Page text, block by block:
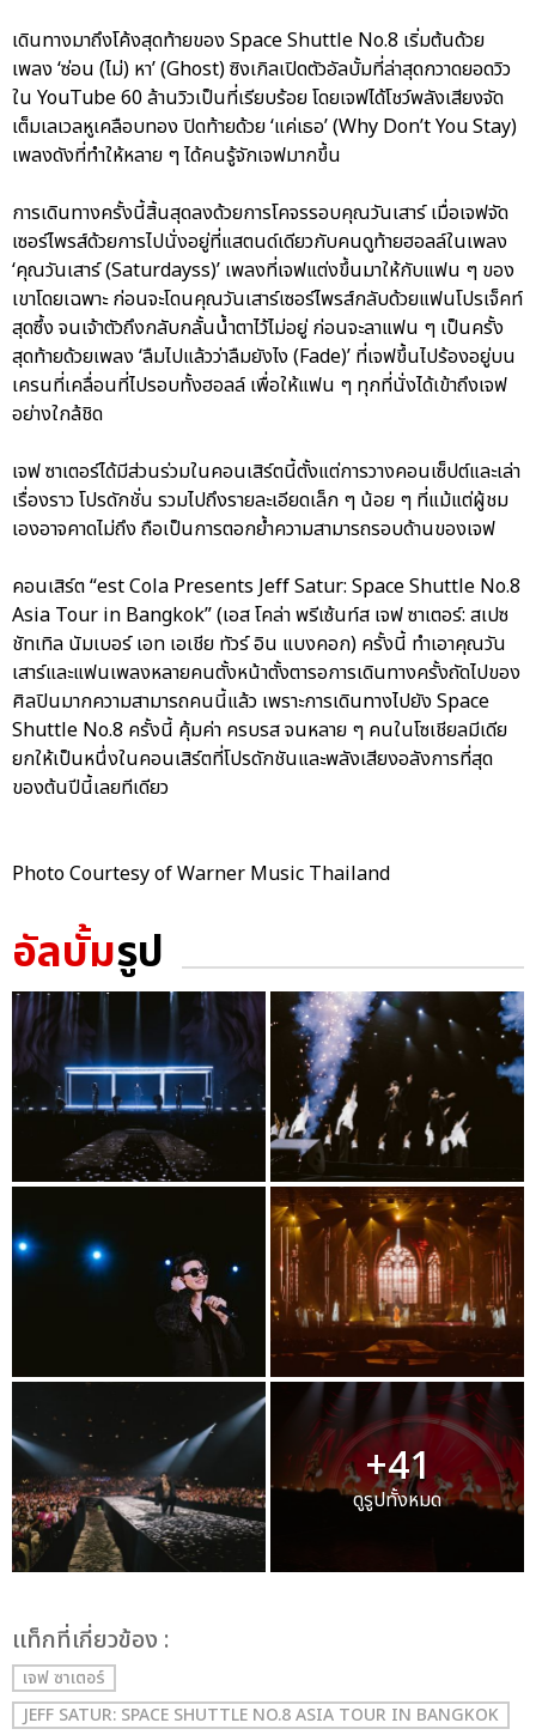
เดินทางมาถึงโค้งสุดท้ายของ Space Shuttle No.8 เริ่มต้นด้วย
เพลง ‘ซ่อน (ไม่) หา’ (Ghost) ซิงเกิลเปิดตัวอัลบั้มที่ล่าสุดกวาดยอดวิว
ใน YouTube 60 ล้านวิวเป็นที่เรียบร้อย โดยเจฟได้โชว์พลังเสียงจัด
เต็มเลเวลหูเคลือบทอง ปิดท้ายด้วย ‘แค่เธอ’ (Why Don’t You Stay)
เพลงดังที่ทำให้หลาย ๆ ได้คนรู้จักเจฟมากขึ้น
การเดินทางครั้งนี้สิ้นสุดลงด้วยการโคจรรอบคุณวันเสาร์ เมื่อเจฟจัด
เซอร์ไพรส์ด้วยการไปนั่งอยู่ที่แสตนด์เดียวกับคนดูท้ายฮอลล์ในเพลง
‘คุณวันเสาร์ (Saturdayss)’ เพลงที่เจฟแต่งขึ้นมาให้กับแฟน ๆ ของ
เขาโดยเฉพาะ ก่อนจะโดนคุณวันเสาร์เซอร์ไพรส์กลับด้วยแฟนโปรเจ็คท์
สุดซึ้ง จนเจ้าตัวถึงกลับกลั้นน้ำตาไว้ไม่อยู่ ก่อนจะลาแฟน ๆ เป็นครั้ง
สุดท้ายด้วยเพลง ‘ลืมไปแล้วว่าลืมยังไง (Fade)’ ที่เจฟขึ้นไปร้องอยู่บน
เครนที่เคลื่อนที่ไปรอบทั้งฮอลล์ เพื่อให้แฟน ๆ ทุกที่นั่งได้เข้าถึงเจฟ
อย่างใกล้ชิด
เจฟ ซาเตอร์ได้มีส่วนร่วมในคอนเสิร์ตนี้ตั้งแต่การวางคอนเซ็ปต์และเล่า
เรื่องราว โปรดักชั่น รวมไปถึงรายละเอียดเล็ก ๆ น้อย ๆ ที่แม้แต่ผู้ชม
เองอาจคาดไม่ถึง ถือเป็นการตอกย้ำความสามารถรอบด้านของเจฟ
คอนเสิร์ต “est Cola Presents Jeff Satur: Space Shuttle No.8
Asia Tour in Bangkok” (เอส โคล่า พรีเซ้นท์ส เจฟ ซาเตอร์: สเปซ
ชัทเทิล นัมเบอร์ เอท เอเชีย ทัวร์ อิน แบงคอก) ครั้งนี้ ทำเอาคุณวัน
เสาร์และแฟนเพลงหลายคนตั้งหน้าตั้งตารอการเดินทางครั้งถัดไปของ
ศิลปินมากความสามารถคนนี้แล้ว เพราะการเดินทางไปยัง Space
Shuttle No.8 ครั้งนี้ คุ้มค่า ครบรส จนหลาย ๆ คนในโซเชียลมีเดีย
ยกให้เป็นหนึ่งในคอนเสิร์ตที่โปรดักชันและพลังเสียงอลังการที่สุด
ของต้นปีนี้เลยทีเดียว
Photo Courtesy of Warner Music Thailand
อัลบั้มรูป
+41
ดูรูปทั้งหมด
เเท็กที่เกี่ยวข้อง :
เจฟ ซาเตอร์
JEFF SATUR: SPACE SHUTTLE NO.8 ASIA TOUR IN BANGKOK